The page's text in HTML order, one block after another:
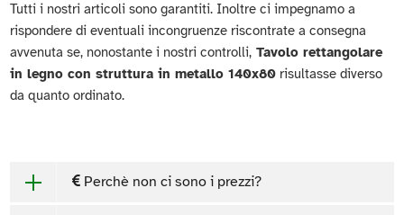
Tutti i nostri articoli sono garantiti. Inoltre ci impegnamo a
rispondere di eventuali incongruenze riscontrate a consegna
avvenuta se, nonostante i nostri controlli, Tavolo rettangolare
in legno con struttura in metallo 140x80 risultasse diverso
da quanto ordinato.
Perchè non ci sono i prezzi?